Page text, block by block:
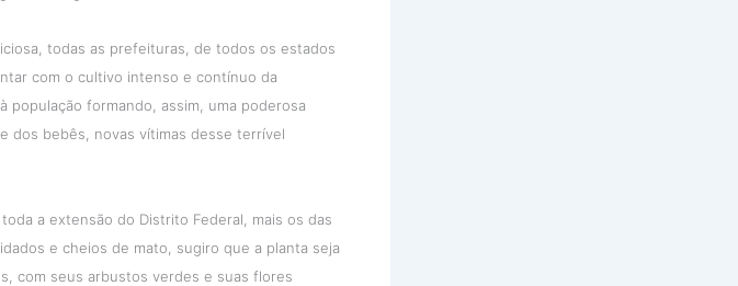
todas as prefeituras, de todos os estados
com o cultivo intenso e contínuo da
população formando, assim, uma poderosa
dos bebês, novas vítimas desse terrível
a extensão do Distrito Federal, mais os das
e cheios de mato, sugiro que a planta seja
com seus arbustos verdes e suas flores